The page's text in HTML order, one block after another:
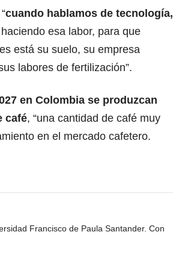
cuando hablamos de tecnología,
haciendo esa labor, para que
está su suelo, su empresa
labores de fertilización”.
en Colombia se produzcan
café, “una cantidad de café muy
en el mercado cafetero.
Francisco de Paula Santander. Con